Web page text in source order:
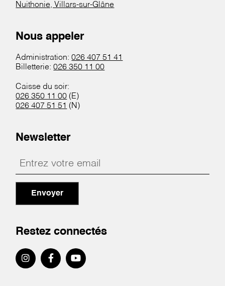
Nuithonie, Villars-sur-Glâne
Nous appeler
Administration:026 407 51 41
Billetterie:026 350 11 00
Caisse du soir:
026 350 11 00 (E)
026 407 51 51 (N)
Newsletter
Envoyer
Restez connectés